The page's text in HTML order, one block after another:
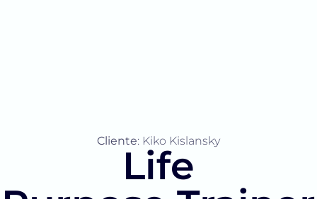
Cliente: Kiko Kislansky
Life